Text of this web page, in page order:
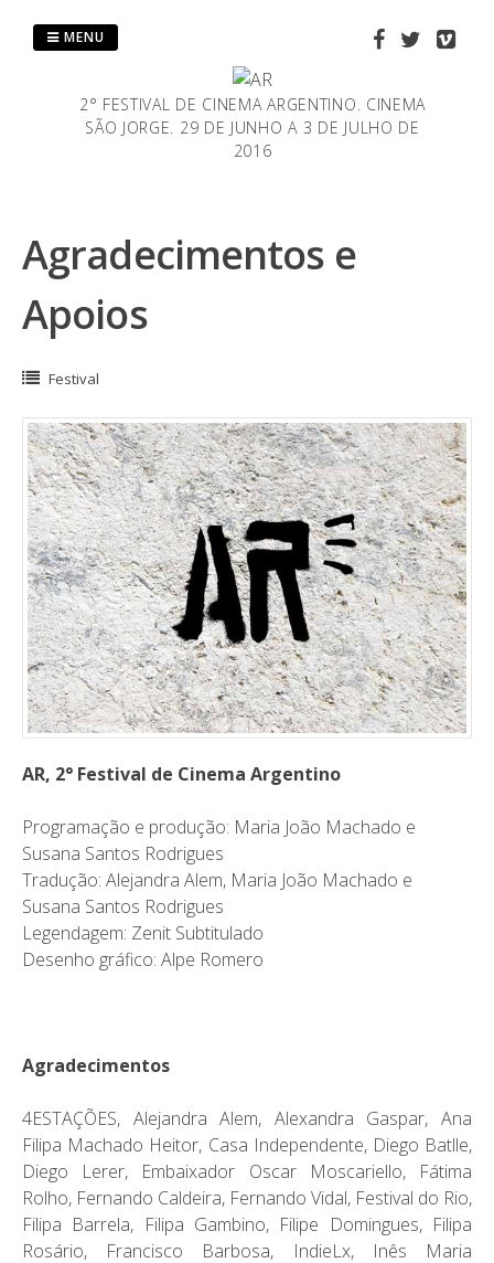
2° FESTIVAL DE CINEMA ARGENTINO. CINEMA
SÃO JORGE. 29 DE JUNHO A 3 DE JULHO DE
2016
MENU
Agradecimentos e
Apoios
Festival
AR, 2° Festival de Cinema Argentino
Programação e produção: Maria João Machado e
Susana Santos Rodrigues
Tradução: Alejandra Alem, Maria João Machado e
Susana Santos Rodrigues
Legendagem: Zenit Subtitulado
Desenho gráfico: Alpe Romero
Agradecimentos
4ESTAÇÕES, Alejandra Alem, Alexandra Gaspar, Ana
Filipa Machado Heitor, Casa Independente, Diego Batlle,
Diego Lerer, Embaixador Oscar Moscariello, Fátima
Rolho, Fernando Caldeira, Fernando Vidal, Festival do Rio,
Filipa Barrela, Filipa Gambino, Filipe Domingues, Filipa
Rosário, Francisco Barbosa, IndieLx, Inês Maria